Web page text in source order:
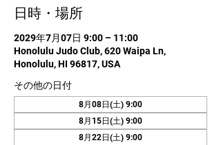
日時・場所
2029年7月07日 9:00 – 11:00
Honolulu Judo Club, 620 Waipa Ln,
Honolulu, HI 96817, USA
その他の日付
8月08日(土) 9:00
8月15日(土) 9:00
8月22日(土) 9:00